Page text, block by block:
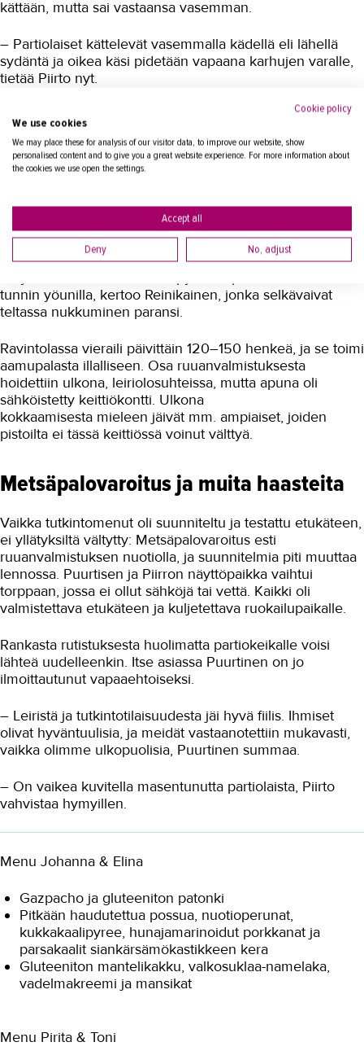
kättään, mutta sai vastaansa vasemman.
– Partiolaiset kättelevät vasemmalla kädellä eli lähellä
sydäntä ja oikea käsi pidetään vapaana karhujen varalle,
tietää Piirto nyt.
Leivinuuni metsässä ja muita
erikoisuuksia
leirissä hoituivat. Pienen kaupungin kokoinen alue oli
rakennettu tyhjästä, ja olipa metsän keskelle muurattu
jopa leivinuuni.
tunnin yöunilla, kertoo Reinikainen, jonka selkävaivat
teltassa nukkuminen paransi.
Ravintolassa vieraili päivittäin 120–150 henkeä, ja se toimi
aamupalasta illalliseen. Osa ruuanvalmistuksesta
hoidettiin ulkona, leiriolosuhteissa, mutta apuna oli
sähköistetty keittiökontti. Ulkona
kokkaamisesta mieleen jäivät mm. ampiaiset, joiden
pistoilta ei tässä keittiössä voinut välttyä.
Metsäpalovaroitus ja muita haasteita
Vaikka tutkintomenut oli suunniteltu ja testattu etukäteen,
ei yllätyksiltä vältytty: Metsäpalovaroitus esti
ruuanvalmistuksen nuotiolla, ja suunnitelmia piti muuttaa
lennossa. Puurtisen ja Piirron näyttöpaikka vaihtui
torppaan, jossa ei ollut sähköjä tai vettä. Kaikki oli
valmistettava etukäteen ja kuljetettava ruokailupaikalle.
Rankasta rutistuksesta huolimatta partiokeikalle voisi
lähteä uudelleenkin. Itse asiassa Puurtinen on jo
ilmoittautunut vapaaehtoiseksi.
– Leiristä ja tutkintotilaisuudesta jäi hyvä fiilis. Ihmiset
olivat hyväntuulisia, ja meidät vastaanotettiin mukavasti,
vaikka olimme ulkopuolisia, Puurtinen summaa.
– On vaikea kuvitella masentunutta partiolaista, Piirto
vahvistaa hymyillen.
Menu Johanna & Elina
Gazpacho ja gluteeniton patonki
Pitkään haudutettua possua, nuotioperunat,
kukkakaalipyree, hunajamarinoidut porkkanat ja
parsakaalit siankärsämökastikkeen kera
Gluteeniton mantelikakku, valkosuklaa-namelaka,
vadelmakreemi ja mansikat
Menu Pirita & Toni
Cookie policy
We use cookies
We may place these for analysis of our visitor data, to improve our website, show
personalised content and to give you a great website experience. For more information about
the cookies we use open the settings.
Accept all
Deny No, adjust